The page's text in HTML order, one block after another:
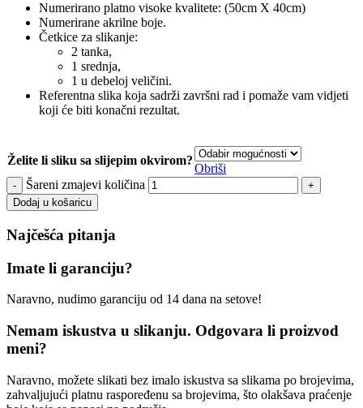
Numerirano platno visoke kvalitete: (50cm X 40cm)
Numerirane akrilne boje.
Četkice za slikanje:
2 tanka,
1 srednja,
1 u debeloj veličini.
Referentna slika koja sadrži završni rad i pomaže vam vidjeti
koji će biti konačni rezultat.
Želite li sliku sa slijepim okvirom?
Obriši
Šareni zmajevi količina
Dodaj u košaricu
Najčešća pitanja
Imate li garanciju?
Naravno, nudimo garanciju od 14 dana na setove!
Nemam iskustva u slikanju. Odgovara li proizvod
meni?
Naravno, možete slikati bez imalo iskustva sa slikama po brojevima,
zahvaljujući platnu raspoređenu sa brojevima, što olakšava praćenje